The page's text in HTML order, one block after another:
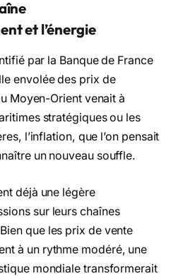
et l’énergie
par la Banque de France
envolée des prix de
Moyen-Orient venait à
stratégiques ou les
l’inflation, que l’on pensait
un nouveau souffle.
déjà une légère
sur leurs chaînes
que les prix de vente
à un rythme modéré, une
mondiale transformerait